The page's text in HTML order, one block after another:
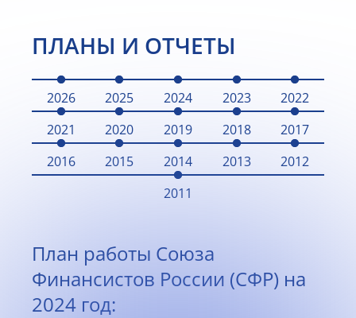
ПЛАНЫ И ОТЧЕТЫ
2026 2025 2024 2023
2022
2021
2020 2019 2018
2017
2016
2015 2014 2013
2012
2011
План работы Союза
Финансистов России (СФР) на
2024 год: